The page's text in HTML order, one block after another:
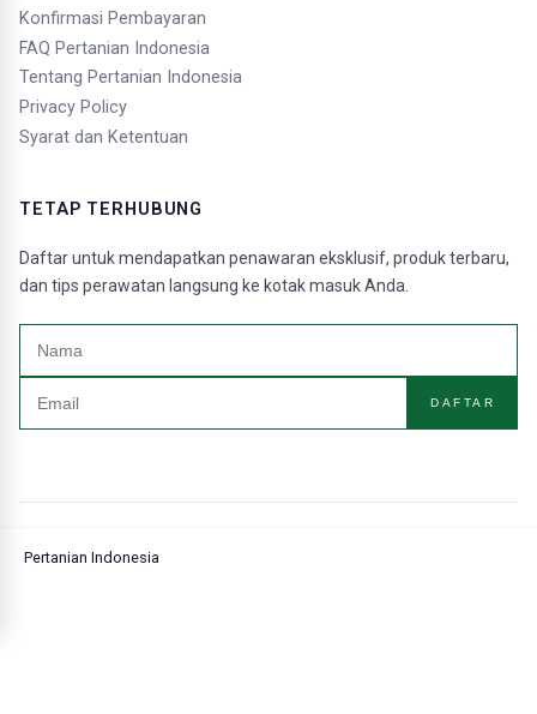
Konfirmasi Pembayaran
FAQ Pertanian Indonesia
Tentang Pertanian Indonesia
Privacy Policy
Syarat dan Ketentuan
TETAP TERHUBUNG
Daftar untuk mendapatkan penawaran eksklusif, produk terbaru,
dan tips perawatan langsung ke kotak masuk Anda.
DAFTAR
Pertanian Indonesia